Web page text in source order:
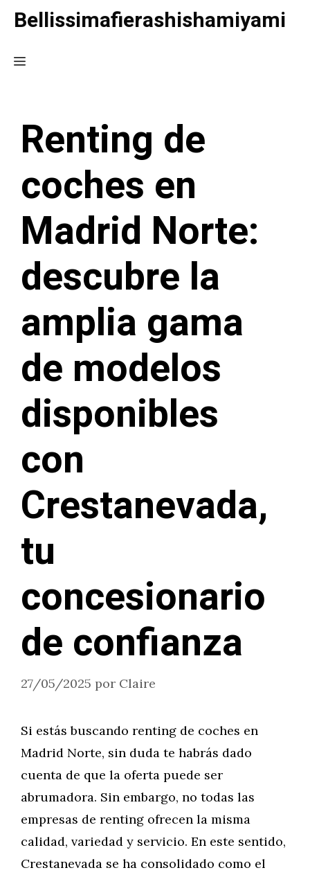
Saltar
contenido
Bellissimafierashishamiyami
Menú
Renting de
coches en
Madrid Norte:
descubre la
amplia gama
de modelos
disponibles
con
Crestanevada,
tu
concesionario
de confianza
27/05/2025 por Claire
Si estás buscando renting de coches en
Madrid Norte, sin duda te habrás dado
cuenta de que la oferta puede ser
abrumadora. Sin embargo, no todas las
empresas de renting ofrecen la misma
calidad, variedad y servicio. En este sentido,
Crestanevada se ha consolidado como el